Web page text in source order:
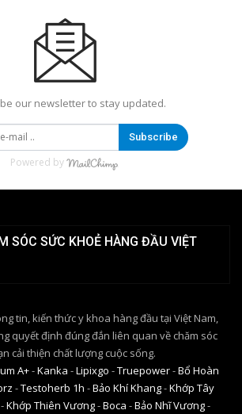
our newsletter to stay updated.
Subscribe
Powered by
SÓC SỨC KHOẺ HÀNG ĐẦU VIỆT
tin, kiến thức y khoa hàng đầu tại Việt Nam,
quyết định đúng đắn liên quan về chăm sóc
cải thiện chất lượng cuộc sống.
A+-Kanka -Lipixgo -Truepower-Bổ Hoàn
-Testoherb 1h -Bảo Khí Khang-Khớp Tây
-Khớp Thiên Vương-Boca -Bảo Nhĩ Vương-